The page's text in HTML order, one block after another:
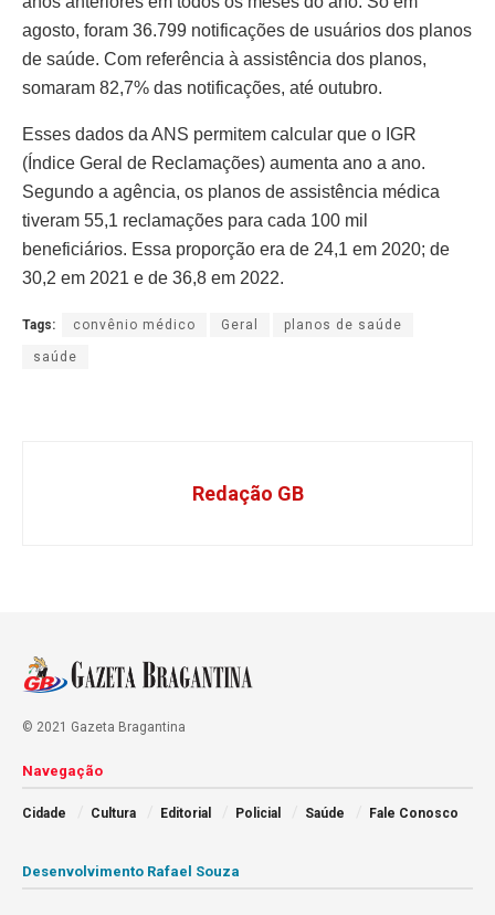
agosto, foram 36.799 notificações de usuários dos planos
de saúde. Com referência à assistência dos planos,
somaram 82,7% das notificações, até outubro.
Esses dados da ANS permitem calcular que o IGR
(Índice Geral de Reclamações) aumenta ano a ano.
Segundo a agência, os planos de assistência médica
tiveram 55,1 reclamações para cada 100 mil
beneficiários. Essa proporção era de 24,1 em 2020; de
30,2 em 2021 e de 36,8 em 2022.
Tags: convênio médico Geral planos de saúde
saúde
Redação GB
© 2021 Gazeta Bragantina
Navegação
Cidade Cultura Editorial Policial Saúde Fale Conosco
Desenvolvimento Rafael Souza